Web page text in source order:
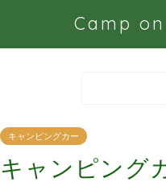
Camp
キャンピングカー
キャンピング